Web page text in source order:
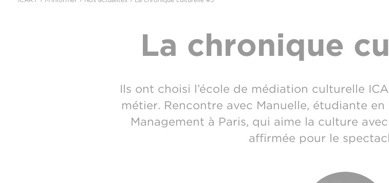
La chronique
Ils ont choisi l’école de médiation culturelle
métier. Rencontre avec Manuelle, étudiante
Management à Paris, qui aime la culture
affirmée pour le